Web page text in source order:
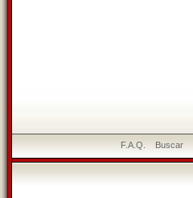
F.A.Q. Buscar